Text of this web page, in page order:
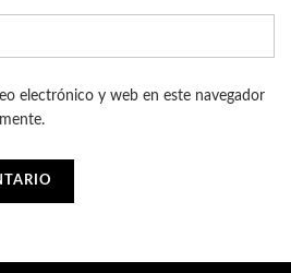
electrónico y web en este navegador